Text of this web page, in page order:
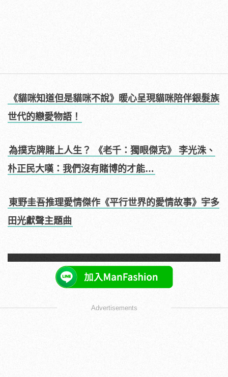
《貓咪知道但是貓咪不說》暖心呈現貓咪陪伴銀髮族
世代的戀愛物語！
為撲克牌賭上人生？ 《老千：獨眼傑克》 李光洙、
朴正民大嘆：我們沒有賭博的才能…
東野圭吾推理愛情傑作《平行世界的愛情故事》宇多
田光獻聲主題曲
Advertisements